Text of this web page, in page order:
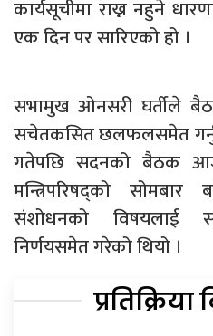
कार्यसूचीमा राख्न नहुने
एक दिन पर सारिएको हो ।
सभामुख ओनसरी घर्तीले
सचेतकसित छलफलसमेत
गतेपछि सदनको बैठक
मन्त्रिपरिषद्को
संशोधनको विषयलाई
निर्णयसमेत गरेको थियो ।
प्रतिक्रिया